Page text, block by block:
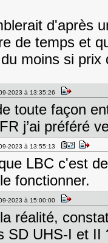
d'après
de temps et
moins si prix
2023 à 13:35:26
toute façon
j’ai préféré
2023 à 13:55:13
LBC c'est
fonctionner.
2023 à 15:00:00
réalité,
SD UHS-I et II